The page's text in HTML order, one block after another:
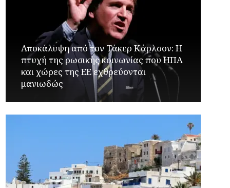
Αποκάλυψη από τον Τάκερ Κάρλσον: Η
πτυχή της ρωσικής κοινωνίας που ΗΠΑ
και χώρες της ΕΕ εχθρεύονται
μανιωδώς